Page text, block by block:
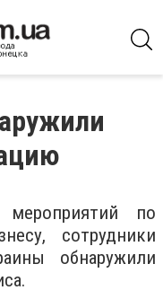
по
сотрудники
обнаружили